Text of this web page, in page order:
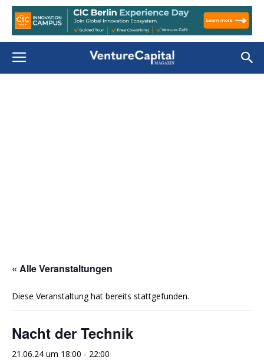
« Alle Veranstaltungen
Diese Veranstaltung hat bereits stattgefunden.
Nacht der Technik
21.06.24 um 18:00 - 22:00